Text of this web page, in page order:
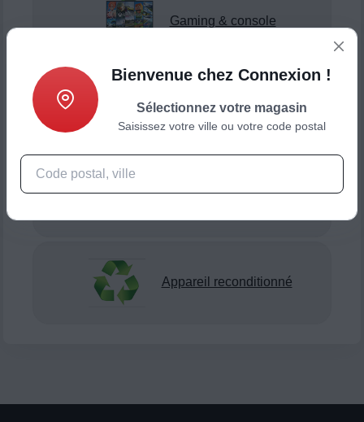
Gaming & console
Smartphone & téléphonie
Objets connectés
Appareil reconditionné
Bienvenue chez Connexion !
Sélectionnez votre magasin
Saisissez votre ville ou votre code postal